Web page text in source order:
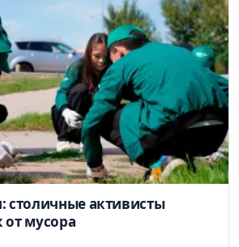
столичные активисты
от мусора